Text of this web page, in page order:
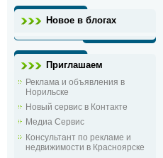
Новое в блогах
Приглашаем
Реклама и объявления в
Норильске
Новый сервис в Контакте
Медиа Сервис
Консультант по рекламе и
недвижимости в Красноярске